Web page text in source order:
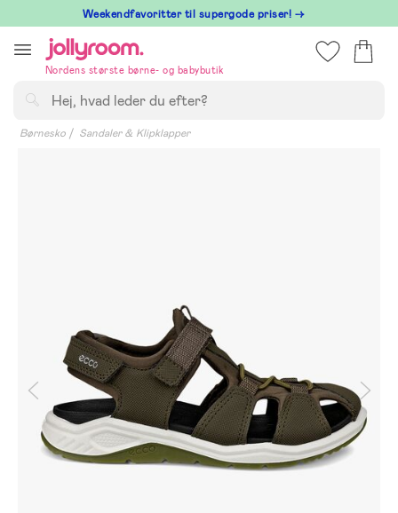
till
innehållet
⁠ Weekendfavoritter til supergode priser! →
Nordens største børne- og babybutik
Børnesko Sandaler & Klipklapper